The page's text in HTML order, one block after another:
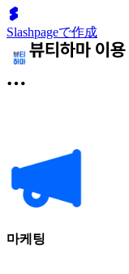
Slashpageで作成
마케팅